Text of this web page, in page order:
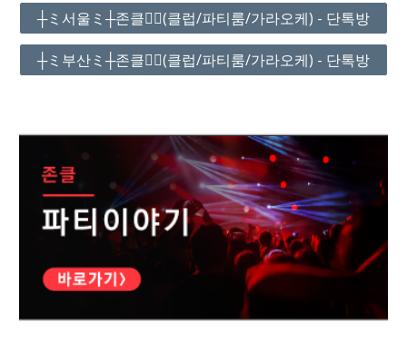
┼ミ서울ミ┼존클❤️‍🔥(클럽/파티룸/가라오케) - 단톡방
┼ミ부산ミ┼존클❤️‍🔥(클럽/파티룸/가라오케) - 단톡방